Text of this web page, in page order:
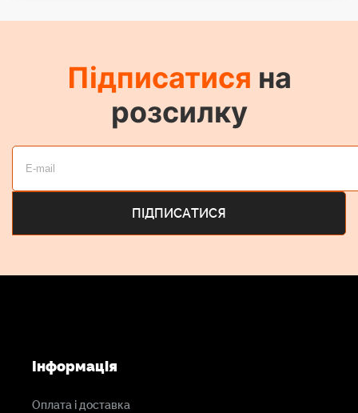
Підписатися на
розсилку
Інформація
Оплата і доставка